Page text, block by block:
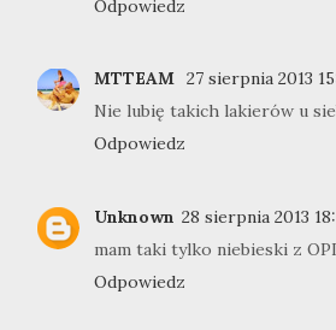
Odpowiedz
MTTEAM 27 sierpnia 2013
Nie lubię takich lakierów u
Odpowiedz
Unknown 28 sierpnia 2013
mam taki tylko niebieski z
Odpowiedz